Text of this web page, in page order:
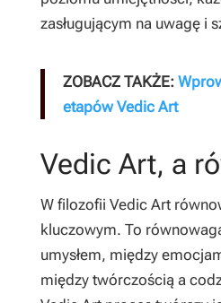
zasługującym na uwagę i
ZOBACZ TAKŻE:
etapów Vedic Art
Vedic Art, a
W filozofii Vedic Art
kluczowym. To
umysłem, między
między twórczością a